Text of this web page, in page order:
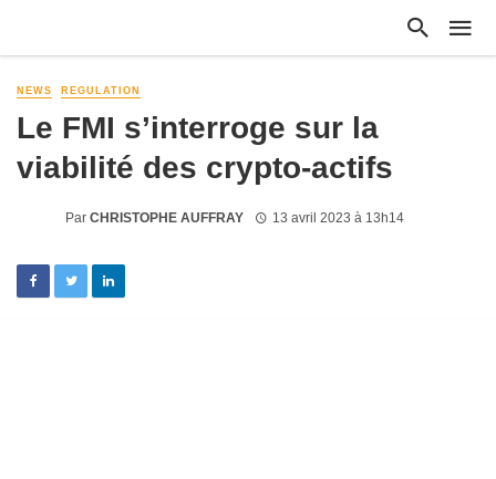
NEWS REGULATION
Le FMI s’interroge sur la
viabilité des crypto-actifs
Par CHRISTOPHE AUFFRAY 13 avril 2023 à 13h14